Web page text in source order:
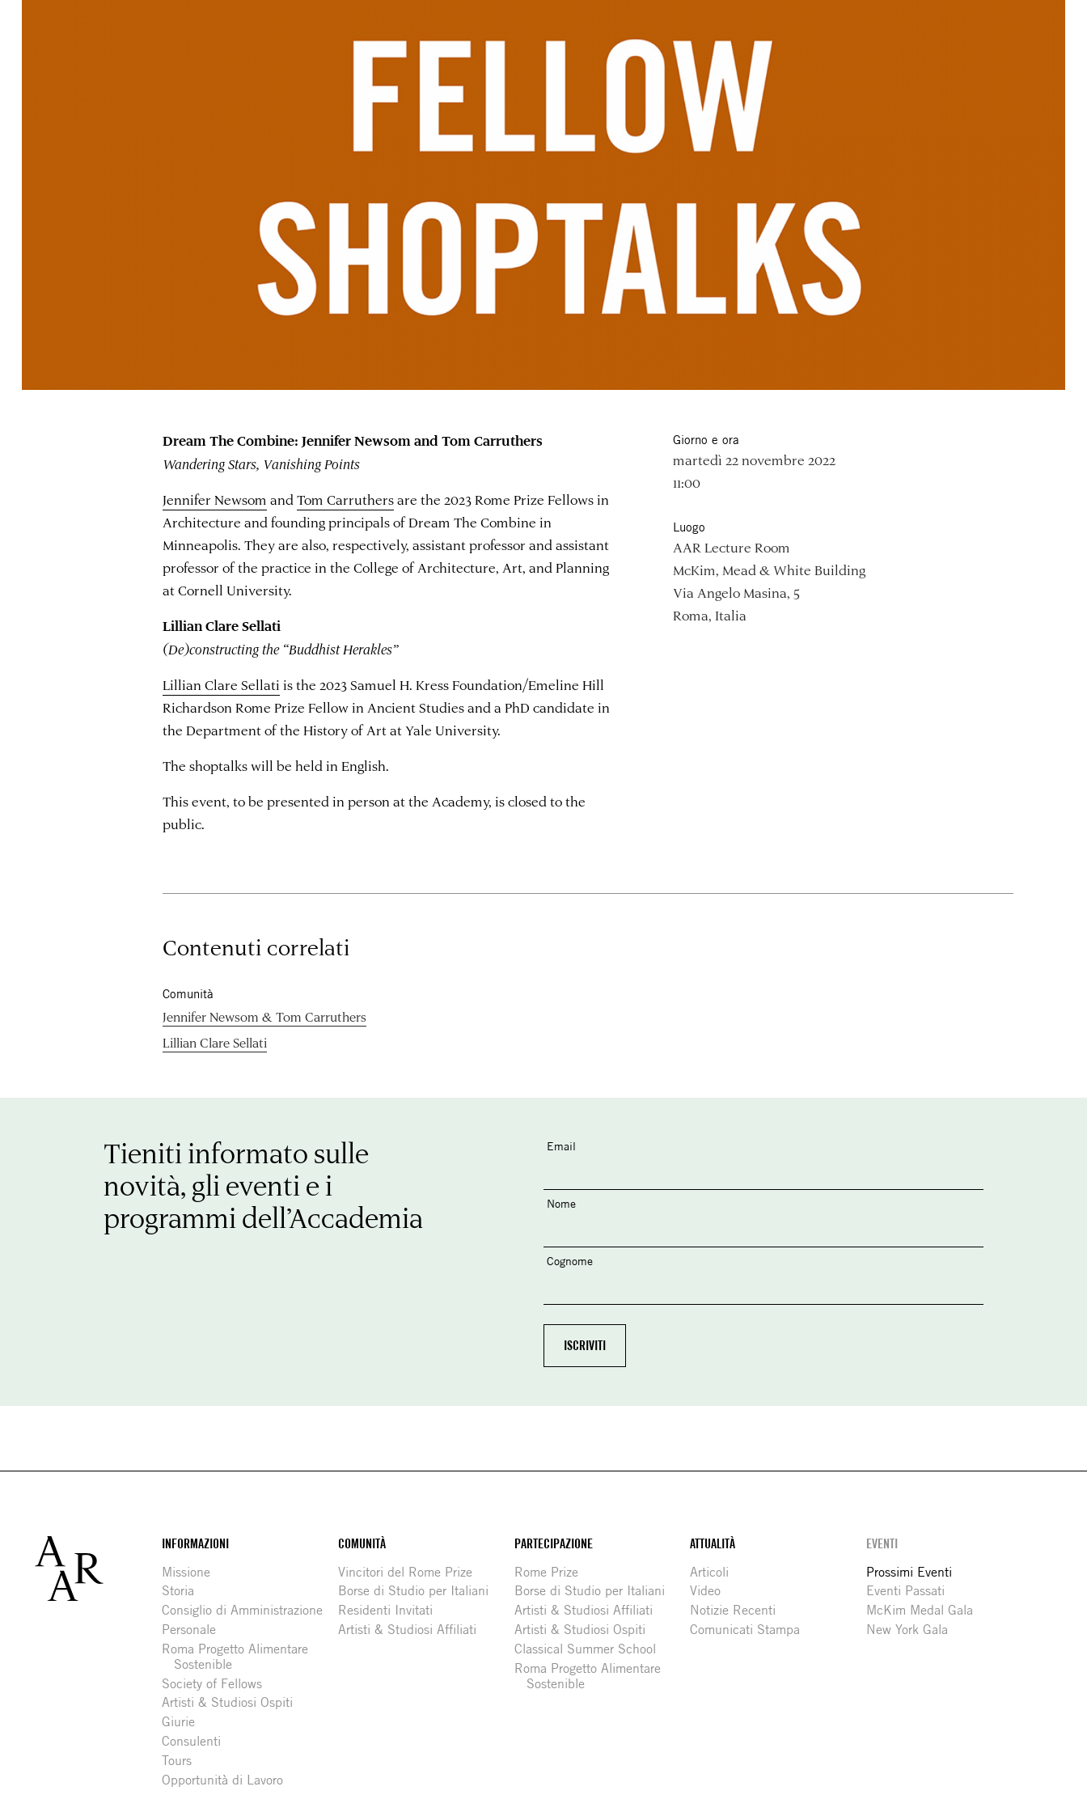
Dream The Combine: Jennifer Newsom and Tom Carruthers
Wandering Stars, Vanishing Points
Jennifer Newsom andTom Carruthersare the 2023 Rome Prize Fellows in
Architecture and founding principals of Dream The Combine in
Minneapolis. They are also, respectively, assistant professor and assistant
professor of the practice in the College of Architecture, Art, and Planning
at Cornell University.
Lillian Clare Sellati
(De)constructing the “Buddhist Herakles”
Lillian Clare Sellati is the 2023 Samuel H. Kress Foundation/Emeline Hill
Richardson Rome Prize Fellow in Ancient Studies and a PhD candidate in
the Department of the History of Art at Yale University.
The shoptalks will be held in English.
This event, to be presented in person at the Academy, is closed to the
public.
Giorno e ora
martedì 22 novembre 2022
11:00
Luogo
AAR Lecture Room
McKim, Mead & White Building
Via Angelo Masina, 5
Roma, Italia
Contenuti correlati
Comunità
Jennifer Newsom & Tom Carruthers
Lillian Clare Sellati
Tieniti informato sulle
novità, gli eventi e i
programmi dell’Accademia
Email
Nome
Cognome
Footer
INFORMAZIONI
Missione
Storia
Consiglio di Amministrazione
Personale
Roma Progetto Alimentare
Sostenible
Society of Fellows
Artisti & Studiosi Ospiti
Giurie
Consulenti
Tours
Opportunità di Lavoro
COMUNITÀ
Vincitori del Rome Prize
Borse di Studio per Italiani
Residenti Invitati
Artisti & Studiosi Affiliati
PARTECIPAZIONE
Rome Prize
Borse di Studio per Italiani
Artisti & Studiosi Affiliati
Artisti & Studiosi Ospiti
Classical Summer School
Roma Progetto Alimentare
Sostenible
ATTUALITÀ
Articoli
Video
Notizie Recenti
Comunicati Stampa
EVENTI
Prossimi Eventi
Eventi Passati
McKim Medal Gala
New York Gala